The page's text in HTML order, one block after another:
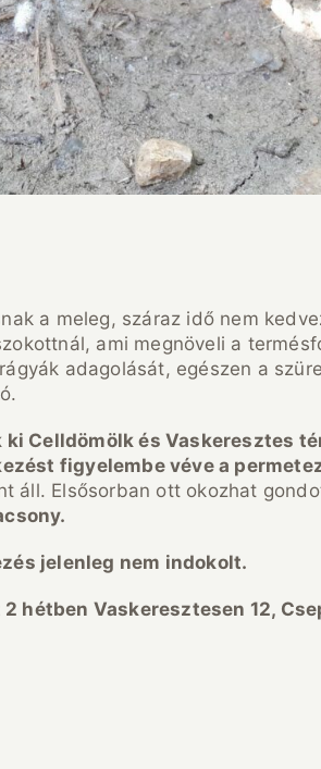
a meleg, száraz idő nem
ami megnöveli a
adagolását, egészen a
Celldömölk és Vaskeresztes
figyelembe véve a
áll. Elsősorban ott okozhat
jelenleg nem indokolt.
Vaskeresztesen 12,